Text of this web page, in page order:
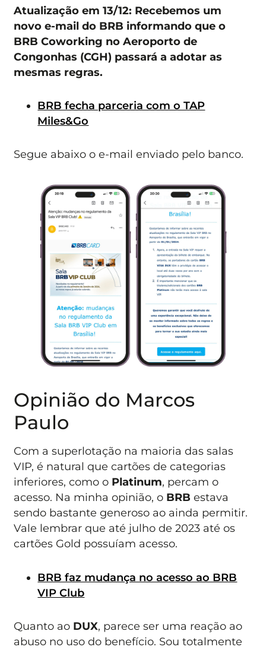
Atualização em 13/12: Recebemos um
novo e-mail do BRB informando que o
BRB Coworking no Aeroporto de
Congonhas (CGH) passará a adotar as
mesmas regras.
BRB fecha parceria com o TAP
Miles&Go
Segue abaixo o e-mail enviado pelo banco.
Opinião do Marcos
Paulo
Com a superlotação na maioria das salas
VIP, é natural que cartões de categorias
inferiores, como o Platinum, percam o
acesso. Na minha opinião, o BRBestava
sendo bastante generoso ao ainda permitir.
Vale lembrar que até julho de 2023 até os
cartões Gold possuíam acesso.
BRB faz mudança no acesso ao BRB
VIP Club
Quanto ao DUX, parece ser uma reação ao
abuso no uso do benefício. Sou totalmente